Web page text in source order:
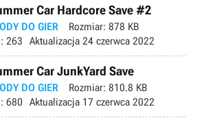
Car Hardcore Save #2
DO GIER Rozmiar: 878 KB
263 Aktualizacja 24 czerwca 2022
Car JunkYard Save
DO GIER Rozmiar: 810.8 KB
680 Aktualizacja 17 czerwca 2022